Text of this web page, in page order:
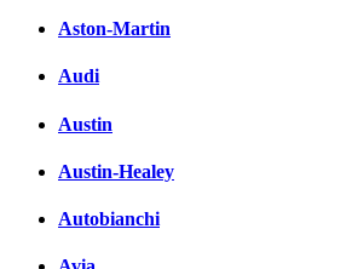
Aston-Martin
Audi
Austin
Austin-Healey
Autobianchi